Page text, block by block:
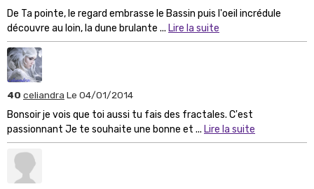
De Ta pointe, le regard embrasse le Bassin puis l'oeil incrédule
découvre au loin, la dune brulante ... Lire la suite
40 celiandra Le 04/01/2014
Bonsoir je vois que toi aussi tu fais des fractales. C'est
passionnant Je te souhaite une bonne et ... Lire la suite